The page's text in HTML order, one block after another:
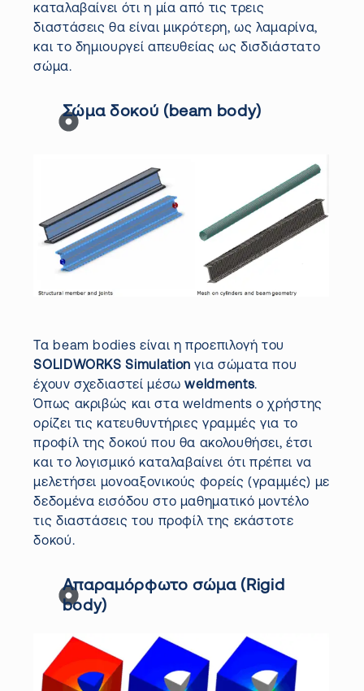
καταλαβαίνει ότι η μία από τις τρεις
διαστάσεις θα είναι μικρότερη, ως λαμαρίνα,
και το δημιουργεί απευθείας ως δισδιάστατο
σώμα.
Σώμα δοκού (beam body)
Τα beam bodies είναι η προεπιλογή του
SOLIDWORKS Simulation για σώματα που
έχουν σχεδιαστεί μέσωweldments.
Όπως ακριβώς και στα weldments ο χρήστης
ορίζει τις κατευθυντήριες γραμμές για το
προφίλ της δοκού που θα ακολουθήσει, έτσι
και το λογισμικό καταλαβαίνει ότι πρέπει να
μελετήσει μονοαξονικούς φορείς (γραμμές) με
δεδομένα εισόδου στο μαθηματικό μοντέλο
τις διαστάσεις του προφίλ της εκάστοτε
δοκού.
Απαραμόρφωτο σώμα (Rigid
body)